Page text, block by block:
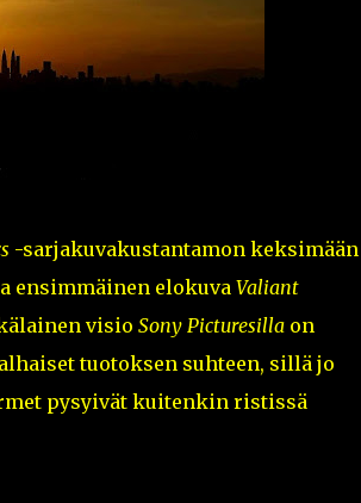
-sarjakuvakustantamon keksimään
ensimmäinen elokuva Valiant
visio Sony Picturesillaon
tuotoksen suhteen, sillä jo
pysyivät kuitenkin ristissä